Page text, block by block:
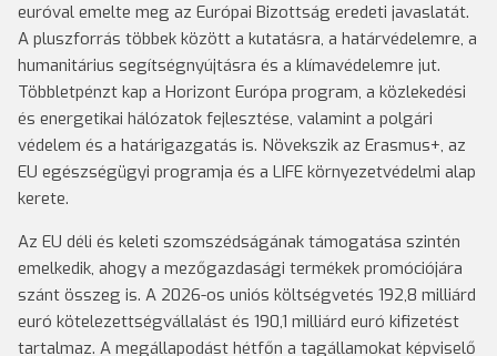
euróval emelte meg az Európai Bizottság eredeti javaslatát.
A pluszforrás többek között a kutatásra, a határvédelemre, a
humanitárius segítségnyújtásra és a klímavédelemre jut.
Többletpénzt kap a Horizont Európa program, a közlekedési
és energetikai hálózatok fejlesztése, valamint a polgári
védelem és a határigazgatás is. Növekszik az Erasmus+, az
EU egészségügyi programja és a LIFE környezetvédelmi alap
kerete.
Az EU déli és keleti szomszédságának támogatása szintén
emelkedik, ahogy a mezőgazdasági termékek promóciójára
szánt összeg is. A 2026-os uniós költségvetés 192,8 milliárd
euró kötelezettségvállalást és 190,1 milliárd euró kifizetést
tartalmaz. A megállapodást hétfőn a tagállamokat képviselő